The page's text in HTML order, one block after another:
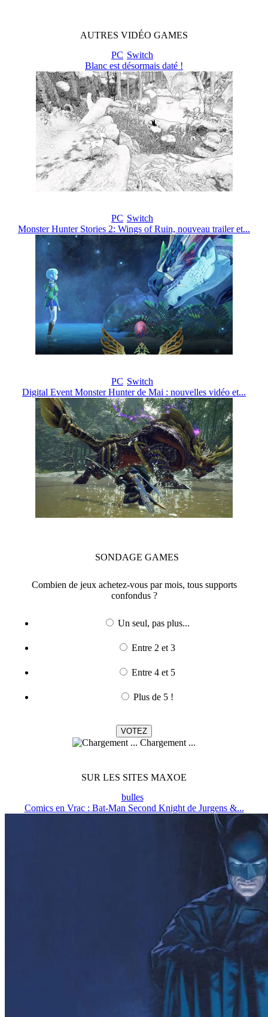
AUTRES VIDÉO GAMES
PC Switch
Blanc est désormais daté !
PC Switch
Monster Hunter Stories 2: Wings of Ruin, nouveau trailer et...
PC Switch
Digital Event Monster Hunter de Mai : nouvelles vidéo et...
SONDAGE GAMES
Combien de jeux achetez-vous par mois, tous supports
confondus ?
Un seul, pas plus...
Entre 2 et 3
Entre 4 et 5
Plus de 5 !
Chargement ...
SUR LES SITES MAXOE
bulles
Comics en Vrac : Bat-Man Second Knight de Jurgens &...